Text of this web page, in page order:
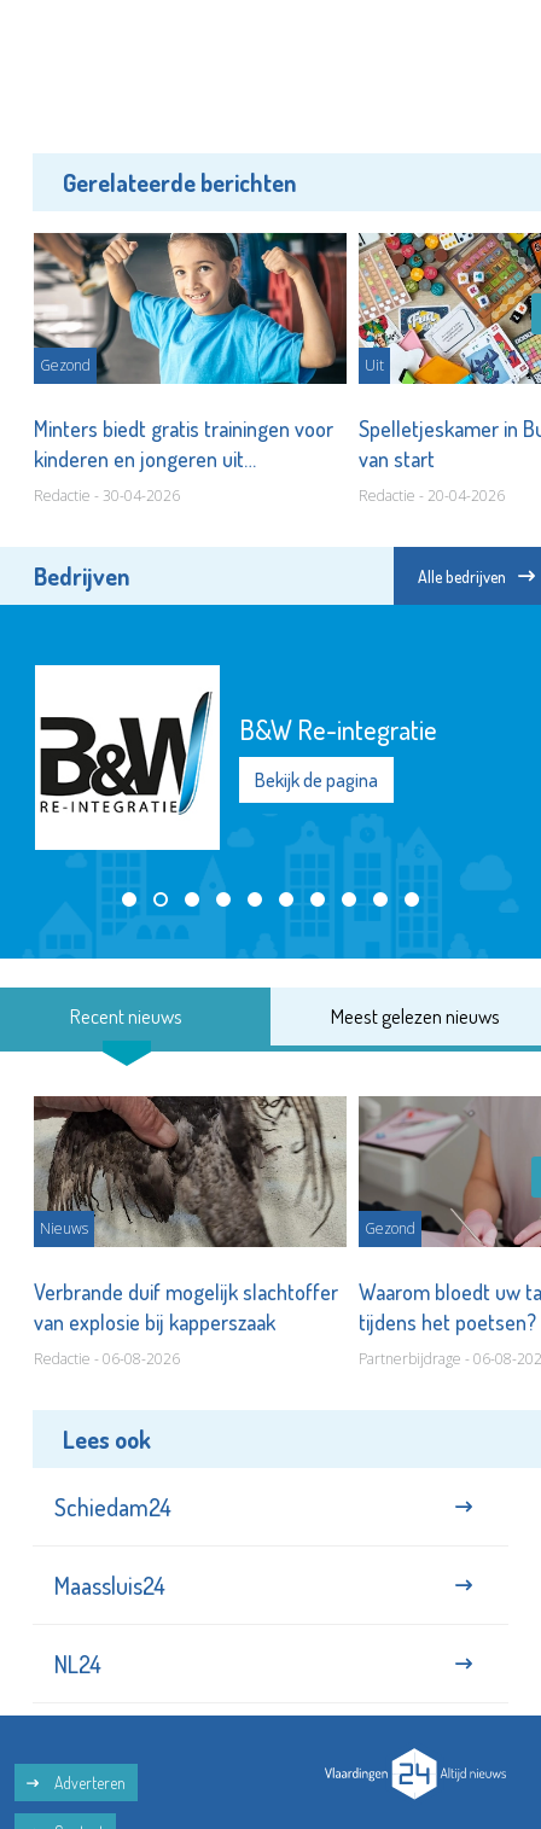
Gerelateerde berichten
Gezond
Minters biedt gratis trainingen voor
kinderen en jongeren uit
Vlaardingen
Redactie - 30-04-2026
Uit
Spelletjeskamer in
van start
Redactie - 20-04-2026
Bedrijven Alle bedrijven
B&W Re-integratie
Bekijk de pagina
Recent nieuws Meest gelezen nieuws
Nieuws
Verbrande duif mogelijk slachtoffer
van explosie bij kapperszaak
Redactie - 06-08-2026
Gezond
Waarom bloedt uw
tijdens het poetsen?
Partnerbijdrage - 06-08-
Lees ook
Schiedam24
Maassluis24
NL24
Adverteren